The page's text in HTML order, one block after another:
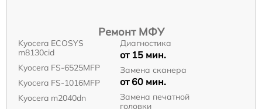
Ремонт МФУ
Kyocera ECOSYS
m8130cid
Kyocera FS-6525MFP
Kyocera FS-1016MFP
Kyocera m2040dn
Диагностика
от 15 мин.
Замена сканера
от 60 мин.
Замена печатной
головки